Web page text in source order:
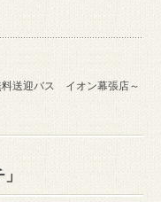
料送迎バス イオン幕張店～
」